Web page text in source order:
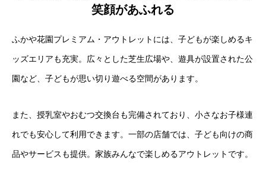
笑顔があふれる
ふかや花園プレミアム・アウトレットには、子どもが楽しめるキ
ッズエリアも充実。広々とした芝生広場や、遊具が設置された公
園など、子どもが思い切り遊べる空間があります。
また、授乳室やおむつ交換台も完備されており、小さなお子様連
れでも安心して利用できます。一部の店舗では、子ども向けの商
品やサービスも提供。家族みんなで楽しめるアウトレットです。